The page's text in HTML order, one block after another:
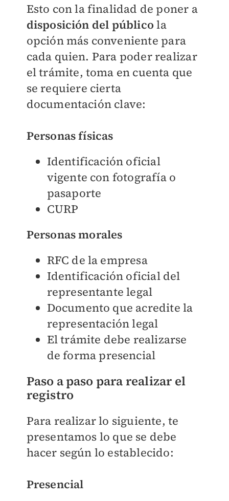
Esto con la finalidad de poner a
disposición del público la
opción más conveniente para
cada quien. Para poder realizar
el trámite, toma en cuenta que
se requiere cierta
documentación clave:
Personas físicas
Identificación oficial
vigente con fotografía o
pasaporte
CURP
Personas morales
RFC de la empresa
Identificación oficial del
representante legal
Documento que acredite la
representación legal
El trámite debe realizarse
de forma presencial
Paso a paso para realizar el
registro
Para realizar lo siguiente, te
presentamos lo que se debe
hacer según lo establecido:
Presencial